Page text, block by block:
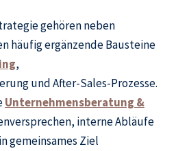
gehören neben
häufig ergänzende Bausteine
,
und After-Sales-Prozesse.
Unternehmensberatung &
interne Abläufe
gemeinsames Ziel